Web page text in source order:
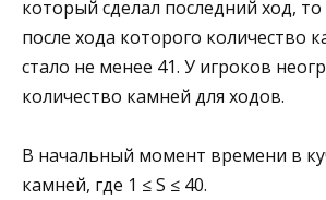
который сделал последний ход, то
после хода которого количество
стало не менее 41. У игроков
количество камней для ходов.
В начальный момент времени в
камней, где 1 ≤ S ≤ 40.